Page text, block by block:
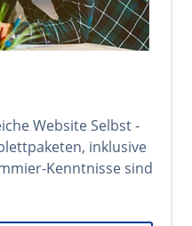
Website Selbst -
inklusive
Kenntnisse sind